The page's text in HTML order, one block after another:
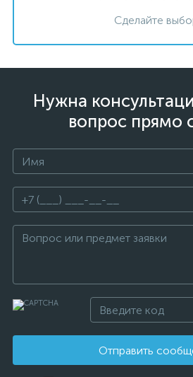
Сделайте
Нужна
вопрос прямо
Отправить